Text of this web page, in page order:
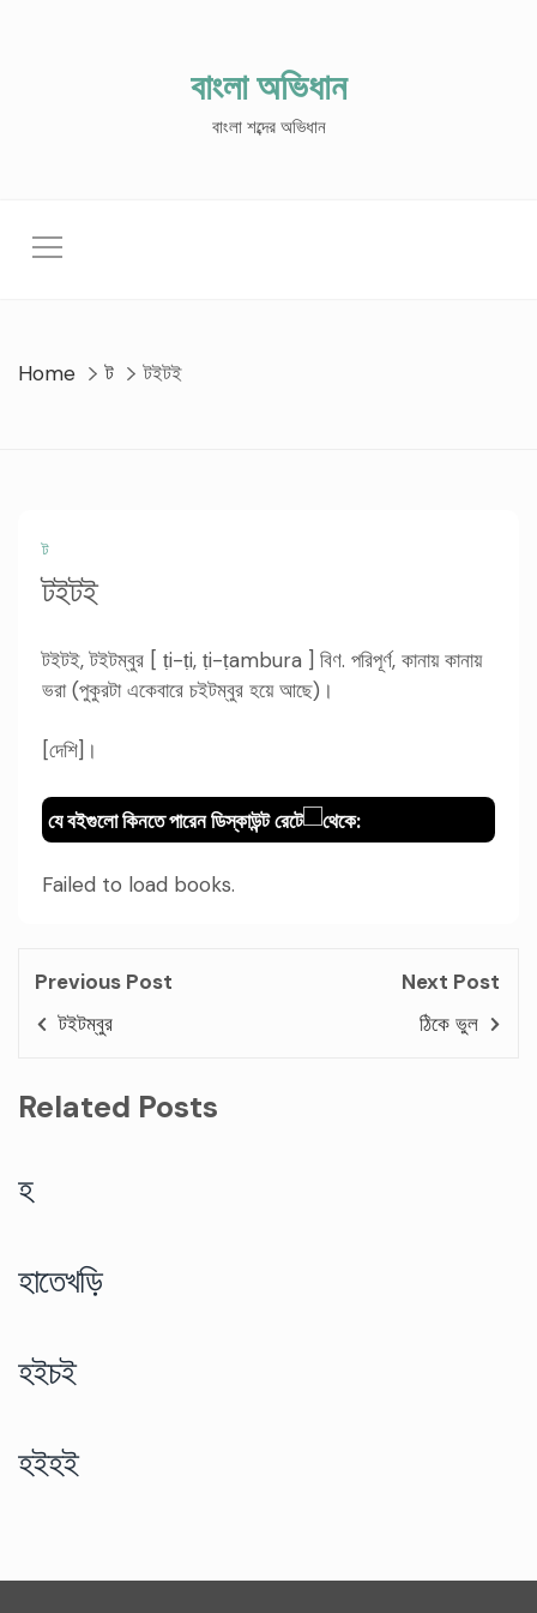
বাংলা অভিধান
বাংলা শব্দের অভিধান
Home ট টইটই
ট
টইটই
টইটই, টইটম্বুর [ ṭi-ṭi, ṭi-ṭambura ] বিণ. পরিপূর্ণ, কানায় কানায়
ভরা (পুকুরটা একেবারে চইটম্বুর হয়ে আছে)।
[দেশি]।
যে বইগুলো কিনতে পারেন ডিস্কাউন্ট রেটে থেকে:
Failed to load books.
Previous Post
টইটম্বুর
Next Post
ঠিকে ভুল
Related Posts
হ
হাতেখড়ি
হইচই
হইহই